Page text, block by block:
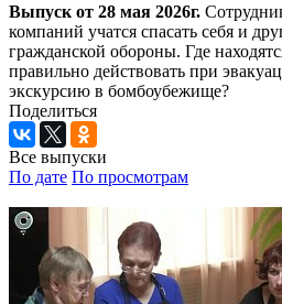
Выпуск от 28 мая 2026г.
компаний учатся спасать себя и
гражданской обороны. Где
правильно действовать при
экскурсию в бомбоубежище?
Поделиться
Все выпуски
По дате По просмотрам